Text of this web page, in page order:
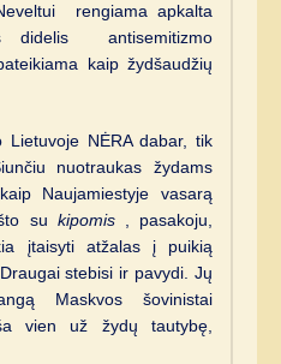
rengiama apkalta
didelis antisemitizmo
kaip žydšaudžių
Lietuvoje NĖRA dabar, tik
nuotraukas žydams
Naujamiestyje vasarą
su kipomis, pasakoju,
įtaisyti atžalas į puikią
stebisi ir pavydi. Jų
Maskvos šovinistai
vien už žydų tautybę,